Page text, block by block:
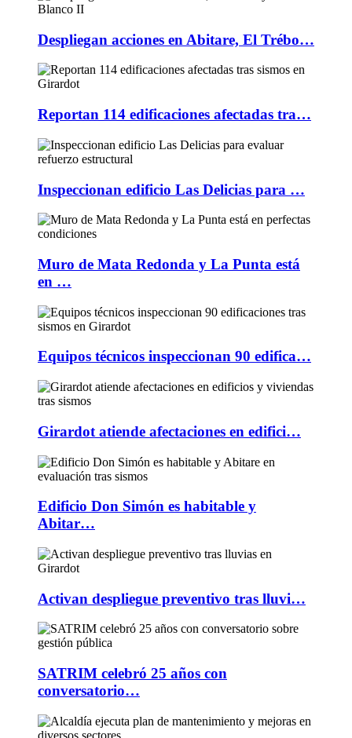
Despliegan acciones en Abitare, El Trébo…
Reportan 114 edificaciones afectadas tra…
Inspeccionan edificio Las Delicias para …
Muro de Mata Redonda y La Punta está
en …
Equipos técnicos inspeccionan 90 edifica…
Girardot atiende afectaciones en edifici…
Edificio Don Simón es habitable y
Abitar…
Activan despliegue preventivo tras lluvi…
SATRIM celebró 25 años con
conversatorio…